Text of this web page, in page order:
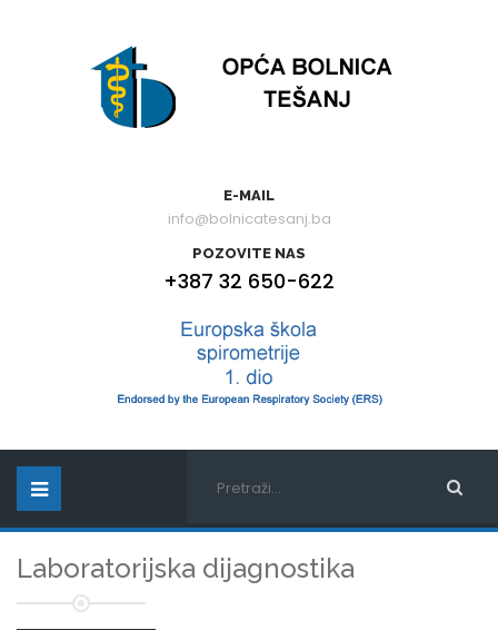
E-MAIL
info@bolnicatesanj.ba
POZOVITE NAS
+387 32 650-622
Laboratorijska dijagnostika